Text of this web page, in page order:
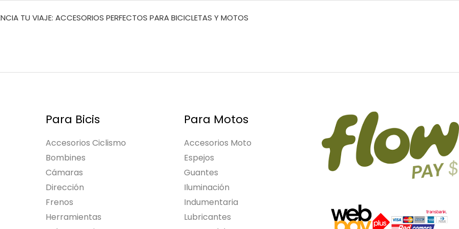
TU VIAJE: ACCESORIOS PERFECTOS PARA BICICLETAS Y MOTOS
Para Bicis
Accesorios Ciclismo
Bombines
Cámaras
Dirección
Frenos
Herramientas
Para Motos
Accesorios Moto
Espejos
Guantes
Iluminación
Indumentaria
Lubricantes